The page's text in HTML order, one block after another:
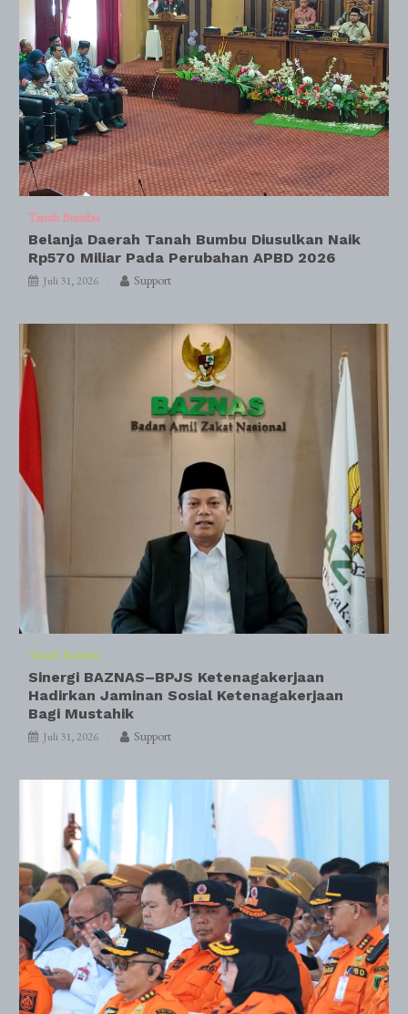
Tanah Bumbu
Belanja Daerah Tanah Bumbu Diusulkan Naik
Rp570 Miliar Pada Perubahan APBD 2026
Juli 31, 2026 Support
Tanah Bumbu
Sinergi BAZNAS–BPJS Ketenagakerjaan
Hadirkan Jaminan Sosial Ketenagakerjaan
Bagi Mustahik
Juli 31, 2026 Support